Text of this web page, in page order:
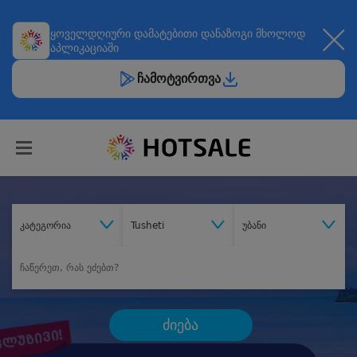
ყოველდღიური დამატებითი დანაზოგი მხოლოდ
აპლიკაციაში
ჩამოტვირთვა
კატეგორია Tusheti უბანი
ძიება